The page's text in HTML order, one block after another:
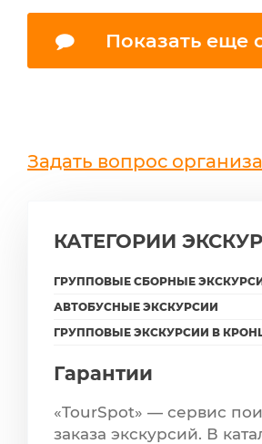
Показать еще
Задать вопрос
КАТЕГОРИИ
ГРУППОВЫЕ СБОРНЫЕ
АВТОБУСНЫЕ ЭКСКУРСИИ
ГРУППОВЫЕ ЭКСКУРСИИ В
Гарантии
«TourSpot» — сервис
заказа экскурсий. В